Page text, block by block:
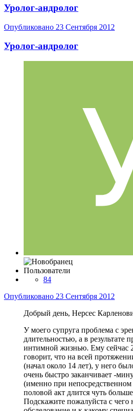
Уролог-андролог
Опубликовано 23 Сентября 2012
Уролог-андролог
Пользователи
84
Опубликовано 23 Сентября 2012
Добрый день, Нерсес
У моего супруга проблема с
длительностью, а в результате
интимной жизнью. Ему сейчас
говорит, что на всей
(начал около 14 лет), у него
очень быстро заканчивает -
(именно при непосредственном
половой акт длится чуть
Подскажите пожалуйста с чего